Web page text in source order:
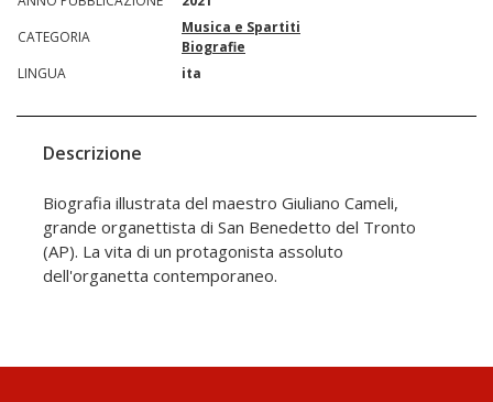
CATEGORIA
Musica e Spartiti
Biografie
LINGUA
ita
Descrizione
Biografia illustrata del maestro Giuliano Cameli,
grande organettista di San Benedetto del Tronto
(AP). La vita di un protagonista assoluto
dell'organetta contemporaneo.